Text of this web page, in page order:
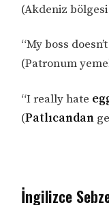
(Akdeniz bölgesi
“My boss
(Patronum
“I really hate
(Patlıcandan
İngilizce